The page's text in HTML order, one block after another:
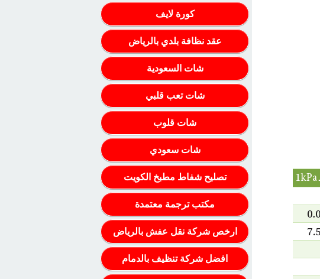
كورة لايف
عقد نظافة بلدي بالرياض
شات السعودية
شات تعب قلبي
شات قلوب
شات سعودي
تصليح شفاط مطبخ الكويت
مكتب ترجمة معتمدة
ارخص شركة نقل عفش بالرياض
افضل شركة تنظيف بالدمام